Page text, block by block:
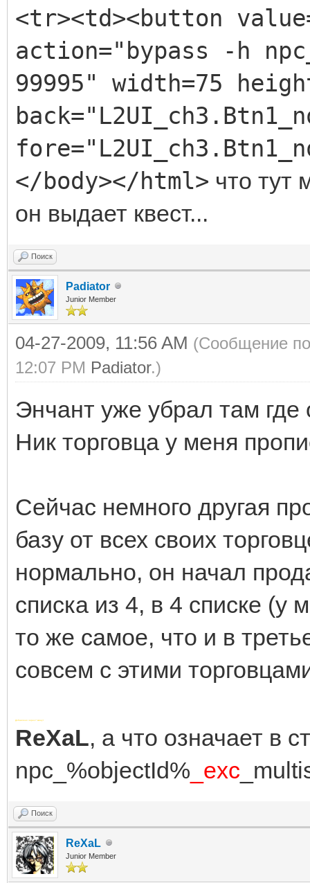
<!-- Oriharukon
<item id="16">
<ingredient id="57"
<production
</item>
<!-- Metal
<item id="17">
<ingredient id="57"
<production
</item>
<!-- Asofe -->
<item id="18">
<ingredient id="57"
<production
<!-- Thons -->
<item id="19">
<ingredient id="57"
<production
</item>
<!-- Mold Lubricant
<item id="20">
<ingredient id="57"
<production
</item>
<tr><td><button
action="bypass -h
99995" width=75
</body></html> что тут
он выдает квест...
Поиск
Padiator
Junior Member
04-27-2009, 11:56 AM (Сообщение
12:07 PM Padiator.)
Энчант уже убрал там где
Ник торговца у меня
Сейчас немного другая
базу от всех своих
нормально, он начал
списка из 4, в 4 списке (у
то же самое, что и в
совсем с этими
Добавлено через 7 минут
ReXaL, а что означает в
npc_%objectId% _exc
Поиск
ReXaL
Junior Member